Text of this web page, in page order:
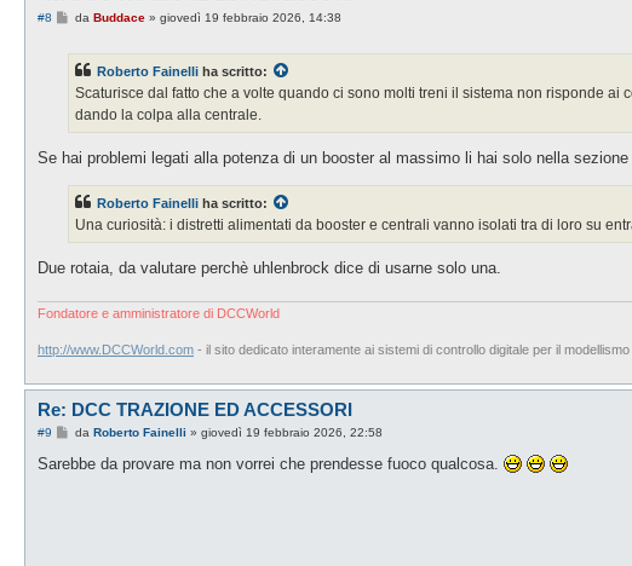
#8
M
a
g
o
da Buddace» giovedì 19 febbraio 2026, 14:38
Roberto Fainelli ha scritto:
Scaturisce dal fatto che a volte quando ci sono molti treni il sistema non risponde
dando la colpa alla centrale.
Se hai problemi legati alla potenza di un booster al massimo li hai solo nella
Roberto Fainelli ha scritto:
Una curiosità: i distretti alimentati da booster e centrali vanno isolati tra di loro su
Due rotaia, da valutare perchè uhlenbrock dice di usarne solo una.
Fondatore e amministratore di DCCWorld
http://www.DCCWorld.com - il sito dedicato interamente ai sistemi di controllo digitale per il modellismo
Re: DCC TRAZIONE ED ACCESSORI
#9
M
s
da Roberto Fainelli » giovedì 19 febbraio 2026, 22:58
Sarebbe da provare ma non vorrei che prendesse fuoco qualcosa.